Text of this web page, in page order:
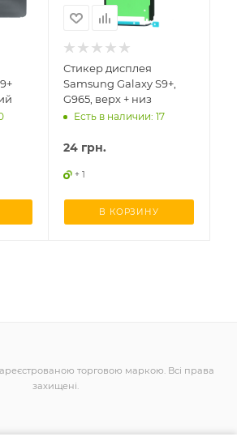
Стикер дисплея
Samsung Galaxy S9+,
G965, верх + низ
Есть в наличии: 17
24 грн.
+ 1
В КОРЗИНУ
торговою маркою. Всі права
захищені.